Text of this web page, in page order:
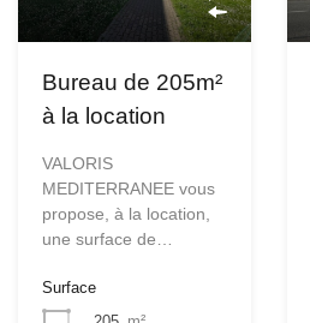
Bureau de 205m²
à la location
VALORIS
MEDITERRANEE vous
propose, à la location,
une surface de…
Surface